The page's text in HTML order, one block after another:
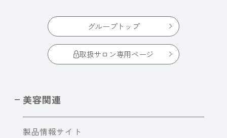
グループトップ
取扱サロン専用ページ
美容関連
製品情報サイト